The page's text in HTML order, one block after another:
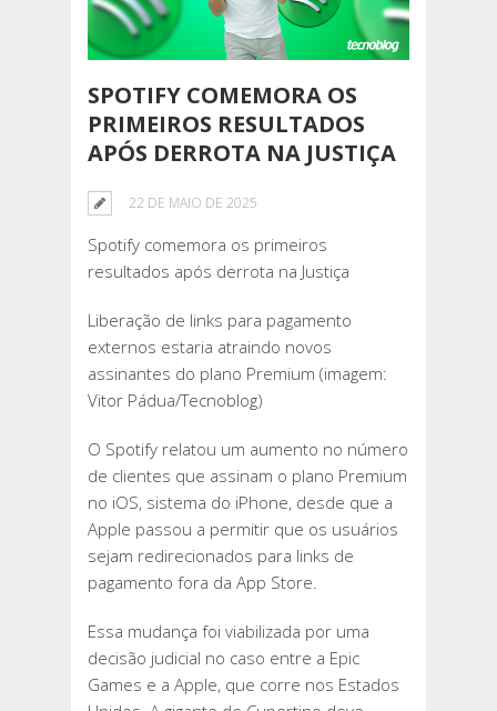
SPOTIFY COMEMORA OS
PRIMEIROS RESULTADOS
APÓS DERROTA NA JUSTIÇA
22 DE MAIO DE 2025
Spotify comemora os primeiros
resultados após derrota na Justiça
Liberação de links para pagamento
externos estaria atraindo novos
assinantes do plano Premium (imagem:
Vitor Pádua/Tecnoblog)
O Spotify relatou um aumento no número
de clientes que assinam o plano Premium
no iOS, sistema do iPhone, desde que a
Apple passou a permitir que os usuários
sejam redirecionados para links de
pagamento fora da App Store.
Essa mudança foi viabilizada por uma
decisão judicial no caso entre a Epic
Games e a Apple, que corre nos Estados